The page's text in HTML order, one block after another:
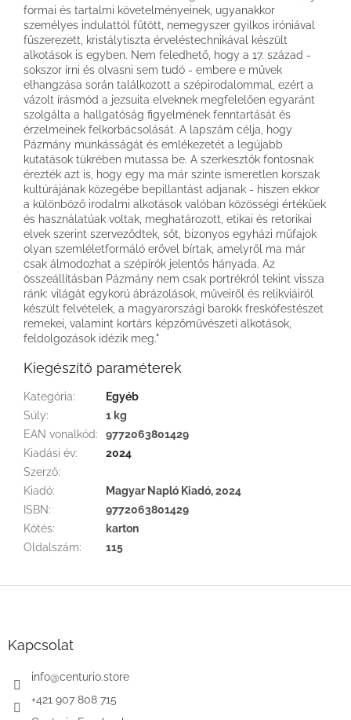
formai és tartalmi követelményeinek, ugyanakkor
személyes indulattól fűtött, nemegyszer gyilkos iróniával
fűszerezett, kristálytiszta érveléstechnikával készült
alkotások is egyben. Nem feledhető, hogy a 17. század -
sokszor írni és olvasni sem tudó - embere e művek
elhangzása során találkozott a szépirodalommal, ezért a
vázolt írásmód a jezsuita elveknek megfelelően egyaránt
szolgálta a hallgatóság figyelmének fenntartását és
érzelmeinek felkorbácsolását. A lapszám célja, hogy
Pázmány munkásságát és emlékezetét a legújabb
kutatások tükrében mutassa be. A szerkesztők fontosnak
érezték azt is, hogy egy ma már szinte ismeretlen korszak
kultúrájának közegébe bepillantást adjanak - hiszen ekkor
a különböző irodalmi alkotások valóban közösségi értékűek
és használatúak voltak, meghatározott, etikai és retorikai
elvek szerint szerveződtek, sőt, bizonyos egyházi műfajok
olyan szemléletformáló erővel bírtak, amelyről ma már
csak álmodozhat a szépírók jelentős hányada. Az
összeállításban Pázmány nem csak portrékról tekint vissza
ránk: világát egykorú ábrázolások, műveiről és relikviáiról
készült felvételek, a magyarországi barokk freskófestészet
remekei, valamint kortárs képzőművészeti alkotások,
feldolgozások idézik meg."
Kiegészítő paraméterek
Kategória:
Egyéb
Súly:
1 kg
EAN vonalkód:
9772063801429
Kiadási év:
2024
Szerző:
Kiadó:
Magyar Napló Kiadó, 2024
ISBN:
9772063801429
Kötés:
karton
Oldalszám: 115
Kapcsolat
info@centurio.store
+421 907 808 715